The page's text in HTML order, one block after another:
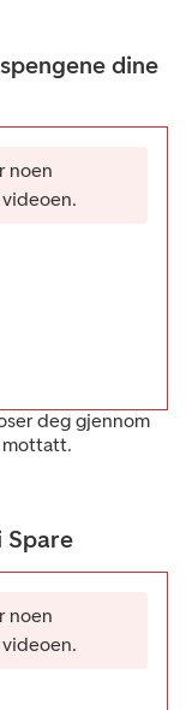
dine
noen
deg gjennom
mottatt.
Spare
noen